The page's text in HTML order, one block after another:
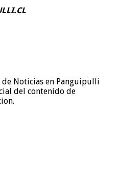
Noticias en Panguipulli
del contenido de